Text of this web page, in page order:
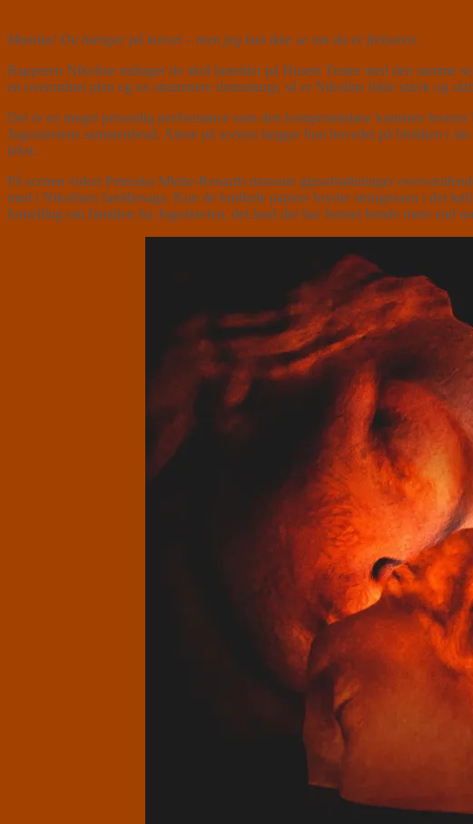
Mamita! Du hænger på korset – men jeg kan ikke se om du er frelseren.
Rapperen Nikoline indtager de skrå brædder på Husets Teater med den
en overordnet plan og en strammere dramaturgi, så er Nikoline både stærk og
Det er en meget personlig performance som den kompromisløse kunstner
Jugoslaviens sammenbrud. Alene på scenen lægger hun hovedet på blokken i
tekst.
På scenen virker Petruska Miehe-Renards museale gipsafstøbninger
med i Nikolines familiesaga. Kun de krøllede papirer bryder stringensen i det
fortælling om familien fra Jugoslavien, det land der har formet hende mere end